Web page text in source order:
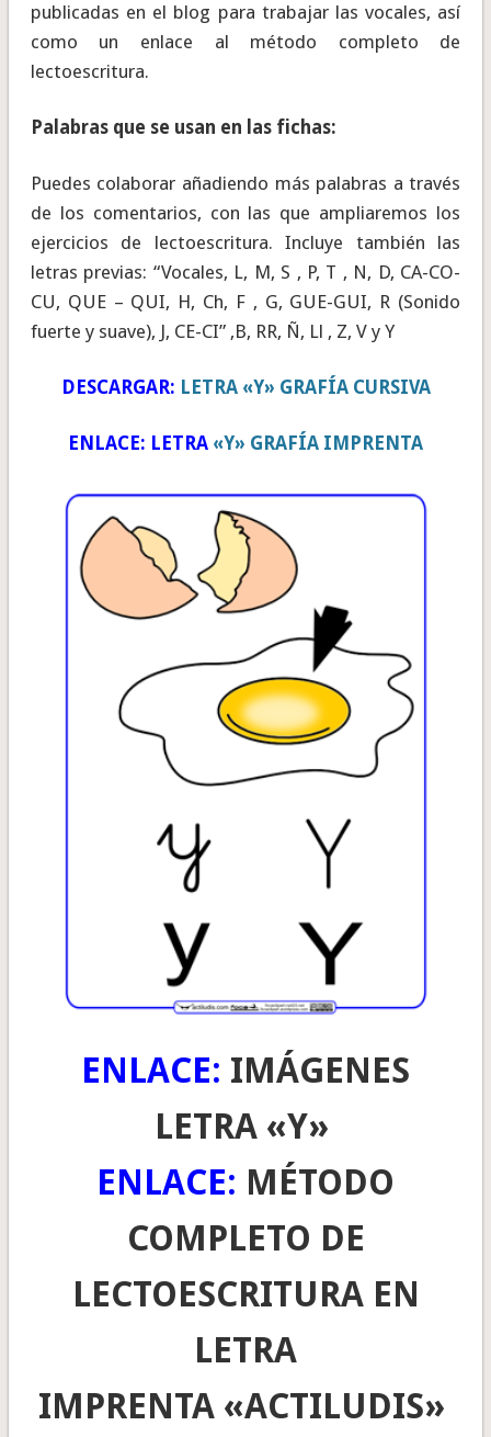
publicadas en el blog para trabajar las vocales, así
como un enlace al método completo de
lectoescritura.
Palabras que se usan en las fichas:
Puedes colaborar añadiendo más palabras a través
de los comentarios, con las que ampliaremos los
ejercicios de lectoescritura. Incluye también las
letras previas: “Vocales, L, M, S , P, T , N, D, CA-CO-
CU, QUE – QUI, H, Ch, F , G, GUE-GUI, R (Sonido
fuerte y suave), J, CE-CI” ,B, RR, Ñ, Ll , Z, V y Y
DESCARGAR: LETRA «Y» GRAFÍA CURSIVA
ENLACE: LETRA «Y» GRAFÍA IMPRENTA
ENLACE: IMÁGENES
LETRA «Y»
ENLACE: MÉTODO
COMPLETO DE
LECTOESCRITURA EN
LETRA
IMPRENTA «ACTILUDIS»